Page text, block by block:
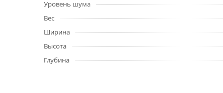
Уровень шума
Вес
Ширина
Высота
Глубина